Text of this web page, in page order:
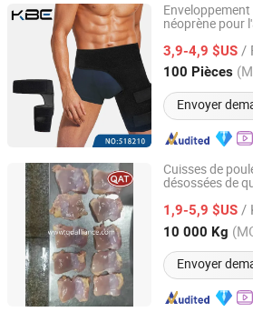
néoprène pour
articulations
3,9-4,9 $US /
100 Pièces
Envoyer
Ningbo Kangbeien Heatlh Tech. Co.,
Zhejiang, China Depuis
Cuisses de
désossées de
1,9-5,9 $US /
10 000 Kg
Envoyer
QINGDAO ALLIANCE FOOD CORP.
Shandong, China